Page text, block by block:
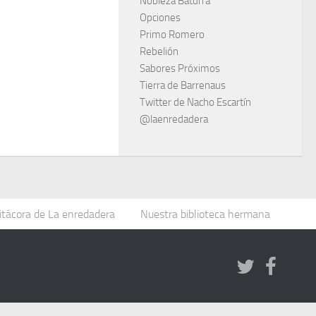
Opciones
Primo Romero
Rebelión
Sabores Próximos
Tierra de Barrenaus
Twitter de Nacho Escartín
@laenredadera
de La enredadera Nuestra biblioteca hermana